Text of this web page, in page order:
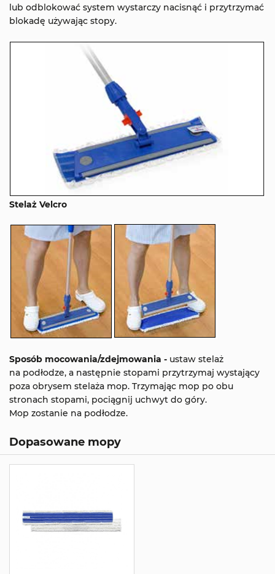
lub odblokować system wystarczy nacisnąć i przytrzymać
blokadę używając stopy.
Stelaż Velcro
Sposób mocowania/zdejmowania - ustaw stelaż
na podłodze, a następnie stopami przytrzymaj wystający
poza obrysem stelaża mop. Trzymając mop po obu
stronach stopami, pociągnij uchwyt do góry.
Mop zostanie na podłodze.
Dopasowane mopy